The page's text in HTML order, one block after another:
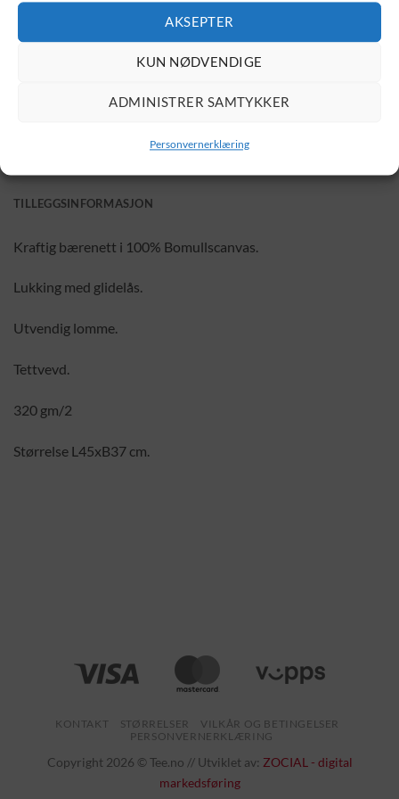
AKSEPTER
KUN NØDVENDIGE
ADMINISTRER SAMTYKKER
Personvernerklæring
TILLEGGSINFORMASJON
Kraftig bærenett i 100% Bomullscanvas.
Lukking med glidelås.
Utvendig lomme.
Tettvevd.
320 gm/2
Størrelse L45xB37 cm.
KONTAKT STØRRELSER
VILKÅR OG BETINGELSER
PERSONVERNERKLÆRING
Copyright 2026 © Tee.no // Utviklet av: ZOCIAL - digital
markedsføring